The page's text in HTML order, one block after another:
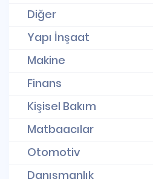
Diğer
Yapı İnşaat
Makine
Finans
Kişisel Bakım
Matbaacılar
Otomotiv
Danışmanlık